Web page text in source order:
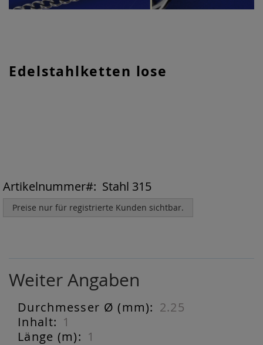
Edelstahlketten lose
Preise nur für registrierte Kunden sichtbar.
Artikelnummer Stahl 315
Anfang
Weiter Angaben
Weiter
Angaben
2.25
1
1